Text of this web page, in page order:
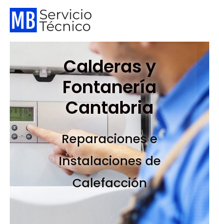
Calderas y
Fontanería
Cantabria
Reparaciones e
Instalaciones de
Calefacción